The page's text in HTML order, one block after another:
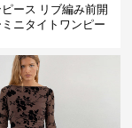
ース リブ編み前開
ニタイトワンピー